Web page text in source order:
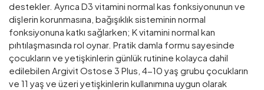
destekler. Ayrıca D3 vitamini normal kas fonksiyonunun ve
dişlerin korunmasına, bağışıklık sisteminin normal
fonksiyonuna katkı sağlarken; K vitamini normal kan
pıhtılaşmasında rol oynar. Pratik damla formu sayesinde
çocukların ve yetişkinlerin günlük rutinine kolayca dahil
edilebilen Argivit Ostose 3 Plus, 4-10 yaş grubu çocukların
ve 11 yaş ve üzeri yetişkinlerin kullanımına uygun olarak